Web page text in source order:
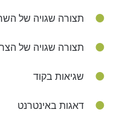
תצורה שגויה של
תצורה שגויה של
שגיאות בקוד
דאגות באינטרנט